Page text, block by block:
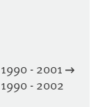
- 2001
- 2002